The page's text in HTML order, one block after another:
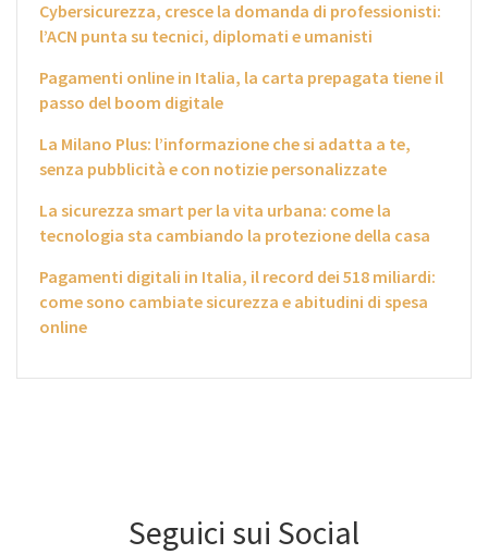
Cybersicurezza, cresce la domanda di professionisti:
l’ACN punta su tecnici, diplomati e umanisti
Pagamenti online in Italia, la carta prepagata tiene il
passo del boom digitale
La Milano Plus: l’informazione che si adatta a te,
senza pubblicità e con notizie personalizzate
La sicurezza smart per la vita urbana: come la
tecnologia sta cambiando la protezione della casa
Pagamenti digitali in Italia, il record dei 518 miliardi:
come sono cambiate sicurezza e abitudini di spesa
online
Seguici sui Social